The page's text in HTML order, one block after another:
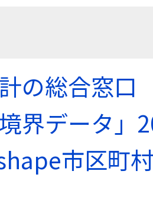
の総合窓口
界データ」
市区町